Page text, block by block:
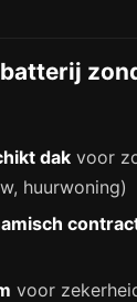
dak voor
huurwoning)
voor